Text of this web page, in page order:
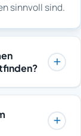
sinnvoll sind.
Geräte
lautere